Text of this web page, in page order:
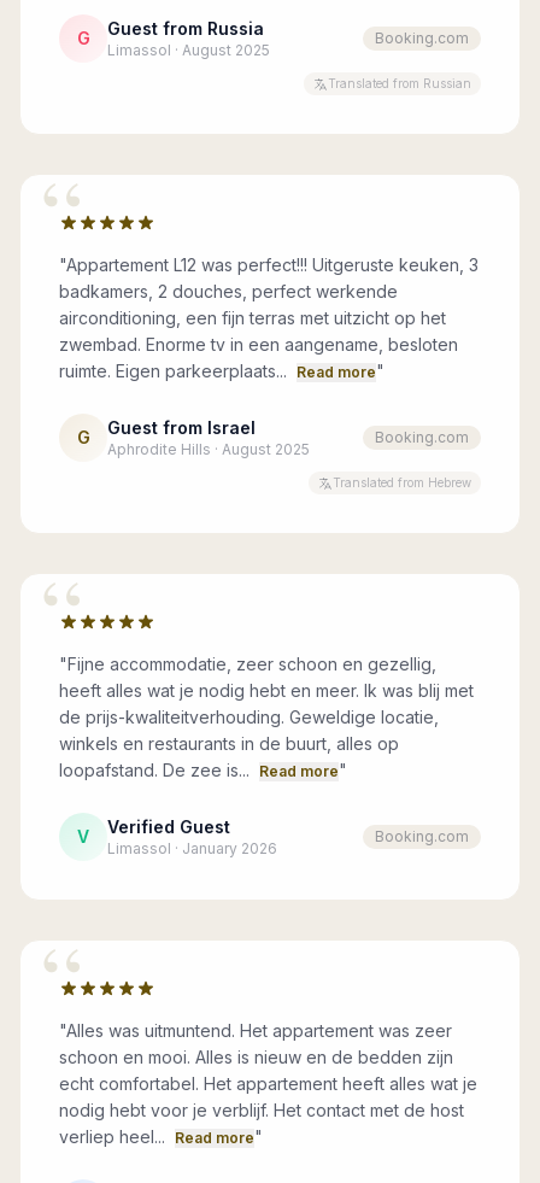
G Guest from Russia
Limassol · August 2025
Booking.com
Translated from Russian
“
"Appartement L12 was perfect!!! Uitgeruste keuken, 3
badkamers, 2 douches, perfect werkende
airconditioning, een fijn terras met uitzicht op het
zwembad. Enorme tv in een aangename, besloten
ruimte. Eigen parkeerplaats...
Read more"
G Guest from Israel
Aphrodite Hills · August 2025
Booking.com
Translated from Hebrew
“
"Fijne accommodatie, zeer schoon en gezellig,
heeft alles wat je nodig hebt en meer. Ik was blij met
de prijs-kwaliteitverhouding. Geweldige locatie,
winkels en restaurants in de buurt, alles op
loopafstand. De zee is...
Read more"
V Verified Guest
Limassol · January 2026
Booking.com
“
"Alles was uitmuntend. Het appartement was zeer
schoon en mooi. Alles is nieuw en de bedden zijn
echt comfortabel. Het appartement heeft alles wat je
nodig hebt voor je verblijf. Het contact met de host
verliep heel...
Read more"